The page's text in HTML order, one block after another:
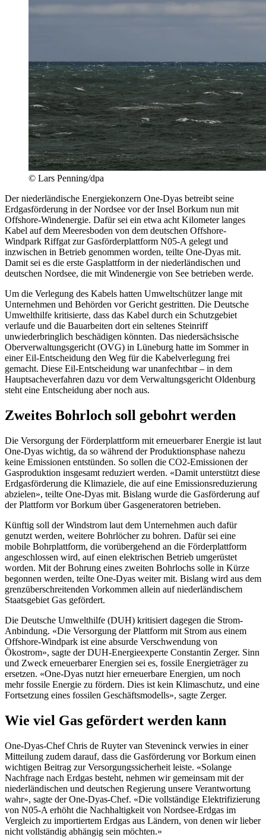
© Lars Penning/dpa
Der niederländische Energiekonzern One-Dyas betreibt seine
Erdgasförderung in der Nordsee vor der Insel Borkum nun mit
Offshore-Windenergie. Dafür sei ein etwa acht Kilometer langes
Kabel auf dem Meeresboden von dem deutschen Offshore-
Windpark Riffgat zur Gasförderplattform N05-A gelegt und
inzwischen in Betrieb genommen worden, teilte One-Dyas mit.
Damit sei es die erste Gasplattform in der niederländischen und
deutschen Nordsee, die mit Windenergie von See betrieben werde.
Um die Verlegung des Kabels hatten Umweltschützer lange mit
Unternehmen und Behörden vor Gericht gestritten. Die Deutsche
Umwelthilfe kritisierte, dass das Kabel durch ein Schutzgebiet
verlaufe und die Bauarbeiten dort ein seltenes Steinriff
unwiederbringlich beschädigen könnten. Das niedersächsische
Oberverwaltungsgericht (OVG) in Lüneburg hatte im Sommer in
einer Eil-Entscheidung den Weg für die Kabelverlegung frei
gemacht. Diese Eil-Entscheidung war unanfechtbar – in dem
Hauptsacheverfahren dazu vor dem Verwaltungsgericht Oldenburg
steht eine Entscheidung aber noch aus.
Zweites Bohrloch soll gebohrt werden
Die Versorgung der Förderplattform mit erneuerbarer Energie ist laut
One-Dyas wichtig, da so während der Produktionsphase nahezu
keine Emissionen entstünden. So sollen die CO2-Emissionen der
Gasproduktion insgesamt reduziert werden. «Damit unterstützt diese
Erdgasförderung die Klimaziele, die auf eine Emissionsreduzierung
abzielen», teilte One-Dyas mit. Bislang wurde die Gasförderung auf
der Plattform vor Borkum über Gasgeneratoren betrieben.
Künftig soll der Windstrom laut dem Unternehmen auch dafür
genutzt werden, weitere Bohrlöcher zu bohren. Dafür sei eine
mobile Bohrplattform, die vorübergehend an die Förderplattform
angeschlossen wird, auf einen elektrischen Betrieb umgerüstet
worden. Mit der Bohrung eines zweiten Bohrlochs solle in Kürze
begonnen werden, teilte One-Dyas weiter mit. Bislang wird aus dem
grenzüberschreitenden Vorkommen allein auf niederländischem
Staatsgebiet Gas gefördert.
Die Deutsche Umwelthilfe (DUH) kritisiert dagegen die Strom-
Anbindung. «Die Versorgung der Plattform mit Strom aus einem
Offshore-Windpark ist eine absurde Verschwendung von
Ökostrom», sagte der DUH-Energieexperte Constantin Zerger. Sinn
und Zweck erneuerbarer Energien sei es, fossile Energieträger zu
ersetzen. «One-Dyas nutzt hier erneuerbare Energien, um noch
mehr fossile Energie zu fördern. Dies ist kein Klimaschutz, und eine
Fortsetzung eines fossilen Geschäftsmodells», sagte Zerger.
Wie viel Gas gefördert werden kann
One-Dyas-Chef Chris de Ruyter van Steveninck verwies in einer
Mitteilung zudem darauf, dass die Gasförderung vor Borkum einen
wichtigen Beitrag zur Versorgungssicherheit leiste. «Solange
Nachfrage nach Erdgas besteht, nehmen wir gemeinsam mit der
niederländischen und deutschen Regierung unsere Verantwortung
wahr», sagte der One-Dyas-Chef. «Die vollständige Elektrifizierung
von N05-A erhöht die Nachhaltigkeit von Nordsee-Erdgas im
Vergleich zu importiertem Erdgas aus Ländern, von denen wir lieber
nicht vollständig abhängig sein möchten.»